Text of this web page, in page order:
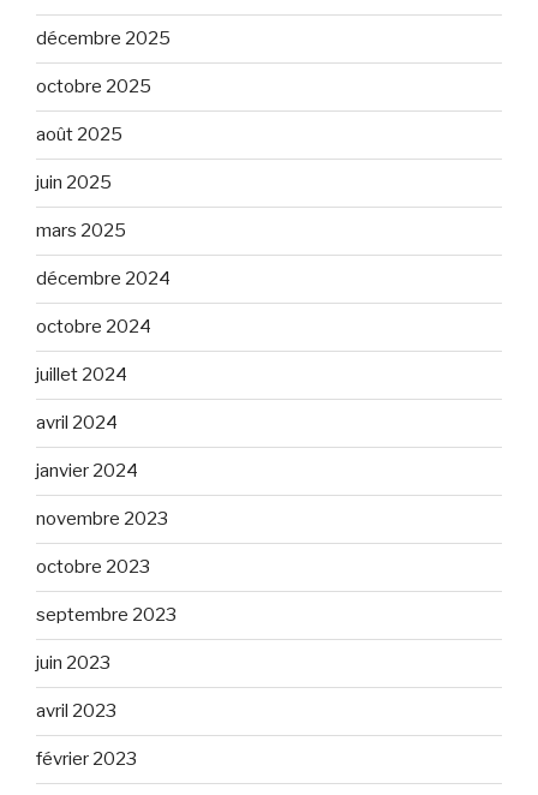
décembre 2025
octobre 2025
août 2025
juin 2025
mars 2025
décembre 2024
octobre 2024
juillet 2024
avril 2024
janvier 2024
novembre 2023
octobre 2023
septembre 2023
juin 2023
avril 2023
février 2023